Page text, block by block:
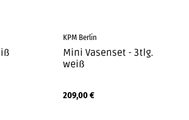
KPM Berlin
Mini Vasenset - 3tlg.
weiß
209,00€